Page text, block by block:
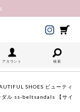
アカウント 検索
SHOES ビューティ
ダル ss-beltsandals 【サイ